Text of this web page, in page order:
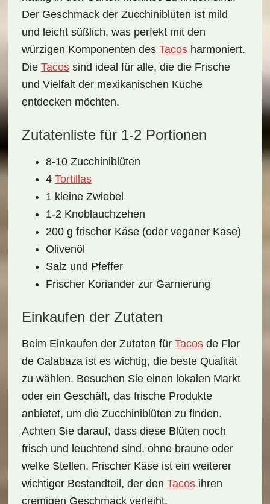
Der Geschmack der Zucchiniblüten ist mild
und leicht süßlich, was perfekt mit den
würzigen Komponenten des Tacosharmoniert.
Die Tacossind ideal für alle, die die Frische
und Vielfalt der mexikanischen Küche
entdecken möchten.
Zutatenliste für 1-2 Portionen
8-10 Zucchiniblüten
4 Tortillas
1 kleine Zwiebel
1-2 Knoblauchzehen
200 g frischer Käse (oder veganer Käse)
Olivenöl
Salz und Pfeffer
Frischer Koriander zur Garnierung
Einkaufen der Zutaten
Beim Einkaufen der Zutaten für Tacosde Flor
de Calabaza ist es wichtig, die beste Qualität
zu wählen. Besuchen Sie einen lokalen Markt
oder ein Geschäft, das frische Produkte
anbietet, um die Zucchiniblüten zu finden.
Achten Sie darauf, dass diese Blüten noch
frisch und leuchtend sind, ohne braune oder
welke Stellen. Frischer Käse ist ein weiterer
wichtiger Bestandteil, der den Tacosihren
cremigen Geschmack verleiht.